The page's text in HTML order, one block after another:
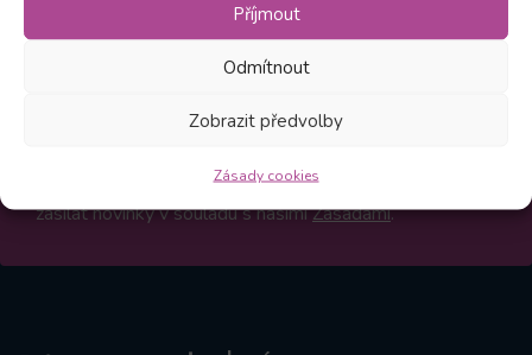
Příjmout
Odmítnout
Zobrazit předvolby
Zásady cookies
Kliknutím na Odebírat souhlasíte, že vám můžeme
zasílat novinky v souladu s našimiZásadami.